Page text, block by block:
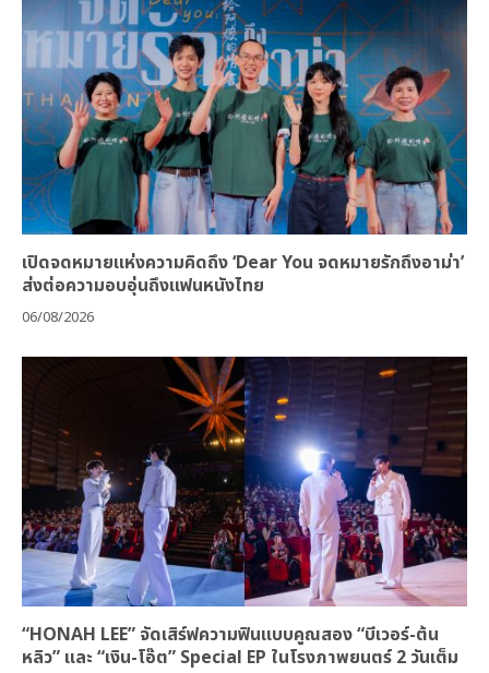
เปิดจดหมายแห่งความคิดถึง ‘Dear You จดหมายรักถึงอาม่า’
ส่งต่อความอบอุ่นถึงแฟนหนังไทย
06/08/2026
“HONAH LEE” จัดเสิร์ฟความฟินแบบคูณสอง “บีเวอร์-ต้น
หลิว” และ “เงิน-โอ๊ต” Special EP ในโรงภาพยนตร์ 2 วันเต็ม